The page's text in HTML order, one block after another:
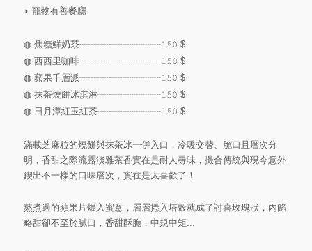
◗ 寵物有善餐廳
◍ 焦糖鮮奶茶┈┈┈┈┈┈┈┈┈𝟷𝟻𝟶 $
◍ 西西里咖啡┈┈┈┈┈┈┈┈┈𝟷𝟻𝟶 $
◍ 蘋果千層派┈┈┈┈┈┈┈┈┈𝟷𝟻𝟶 $
◍ 抹茶燒餅冰淇淋┈┈┈┈┈┈┈𝟷𝟻𝟶 $
◍ 日月潭紅玉紅茶┈┈┈┈┈┈┈𝟷𝟻𝟶 $
滿載芝麻粒的燒餅與抹茶冰一併入口，冷暖交替、脆口且層次分
明，香甜之際流露淡雅茶香實在是耐人尋味，撮合傳統與現今意外
鍥出不一樣的口味層次，實在是太喜歡了！
熬煮過的蘋果片煨入蜜意，層層捲入塔殼就成了討喜玫瑰狀，內餡
略甜卻不至於膩口，香甜酥脆，中規中矩...